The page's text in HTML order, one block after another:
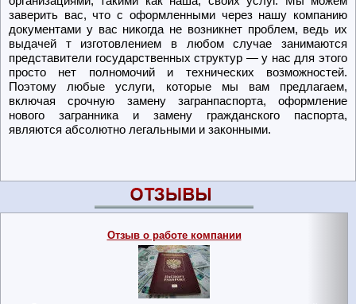
Отзывы клиентов
Отзыв о работе компании
заверить вас, что с оформленными через нашу компанию
документами у вас никогда не возникнет проблем, ведь их
выдачей т изготовлением в любом случае занимаются
представители государственных структур — у нас для этого
просто нет полномочий и технических возможностей.
Поэтому любые услуги, которые мы вам предлагаем,
включая срочную замену загранпаспорта, оформление
нового загранника и замену гражданского паспорта,
являются абсолютно легальными и законными.